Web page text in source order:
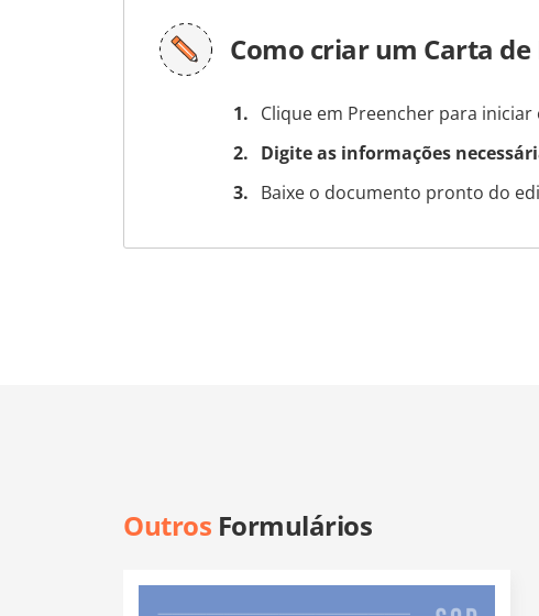
Como criar um Carta de
Clique em Preencher para
Digite as informações
Baixe o documento pronto do
Outros Formulários